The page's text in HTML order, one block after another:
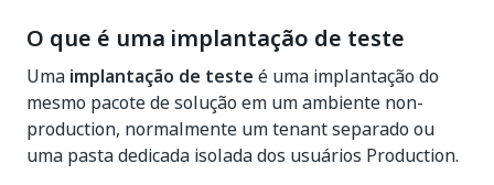
O que é uma implantação de teste
Uma implantação de teste é uma implantação do
mesmo pacote de solução em um ambiente non-
production, normalmente um tenant separado ou
uma pasta dedicada isolada dos usuários Production.